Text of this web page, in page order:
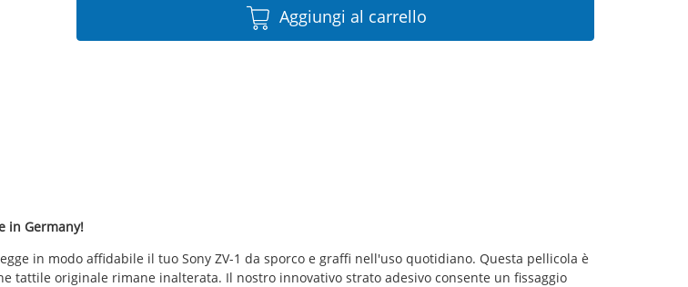
Aggiungi al carrello
in Germany!
in modo affidabile il tuo Sony ZV-1 da sporco e graffi nell'uso quotidiano. Questa pellicola è
tattile originale rimane inalterata. Il nostro innovativo strato adesivo consente un fissaggio